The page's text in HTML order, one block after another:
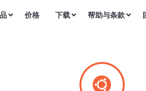
价格 下载 帮助与条款